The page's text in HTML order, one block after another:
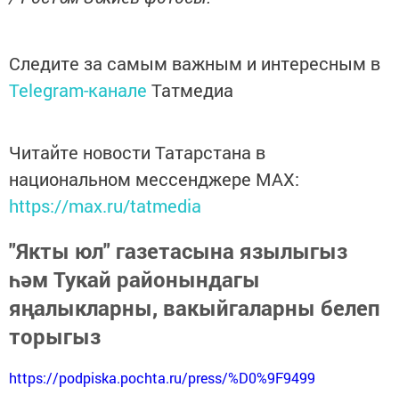
Следите за самым важным и интересным в
Telegram-канале Татмедиа
Читайте новости Татарстана в
национальном мессенджере MАХ:
https://max.ru/tatmedia
"Якты юл" газетасына язылыгыз
һәм Тукай районындагы
яңалыкларны, вакыйгаларны белеп
торыгыз
https://podpiska.pochta.ru/press/%D0%9F9499